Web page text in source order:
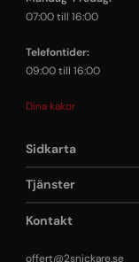
07:00 till 16:00
Telefontider:
09:00 till 16:00
Dina kakor
Sidkarta
Tjänster
Kontakt
offert@2snickare.se